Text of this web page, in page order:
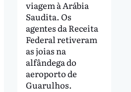
viagem à Arábia
Saudita. Os
agentes da Receita
Federal retiveram
as joias na
alfândega do
aeroporto de
Guarulhos.